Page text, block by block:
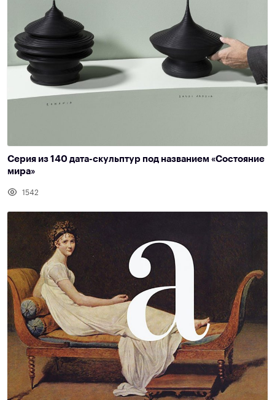
Серия из 140 дата-скульптур под названием «Состояние
мира»
1542